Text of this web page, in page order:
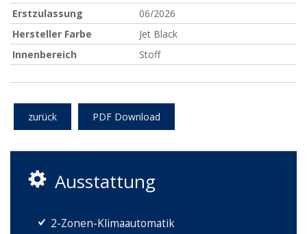
Erstzulassung
06/2026
Hersteller Farbe
Jet Black
Innenbereich
Stoff
zurück PDF Download
Ausstattung
2-Zonen-Klimaautomatik